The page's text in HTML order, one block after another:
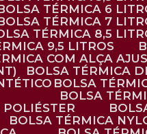
BOLSA TÉRMICA 6
BOLSA TÉRMICA 7
TÉRMICA 8,5
9,5 LITROS
COM ALÇA
BOLSA TÉRMICA
BOLSA
BOLSA
POLIÉSTER
BOLSA TÉRMICA